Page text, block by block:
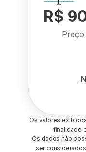
R$
Preço
Os valores
finalidade
Os dados não
ser